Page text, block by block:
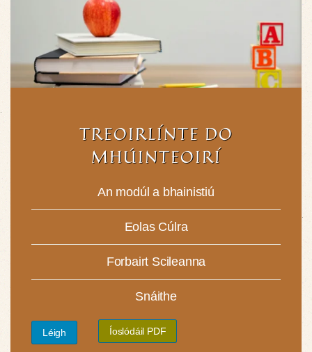
TREOIRLÍNTE DO
MHÚINTEOIRÍ
An modúl a bhainistiú
Eolas Cúlra
Forbairt Scileanna
Snáithe
Léigh Íoslódáil PDF